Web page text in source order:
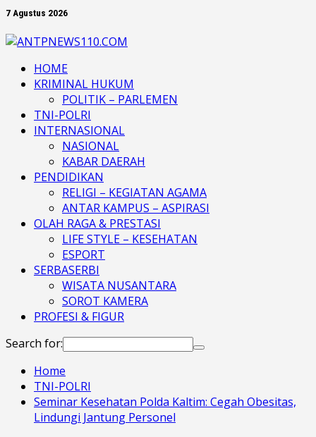
7 Agustus 2026
HOME
KRIMINAL HUKUM
POLITIK – PARLEMEN
TNI-POLRI
INTERNASIONAL
NASIONAL
KABAR DAERAH
PENDIDIKAN
RELIGI – KEGIATAN AGAMA
ANTAR KAMPUS – ASPIRASI
OLAH RAGA & PRESTASI
LIFE STYLE – KESEHATAN
ESPORT
SERBASERBI
WISATA NUSANTARA
SOROT KAMERA
PROFESI & FIGUR
Search for:
Home
TNI-POLRI
Seminar Kesehatan Polda Kaltim: Cegah Obesitas,
Lindungi Jantung Personel